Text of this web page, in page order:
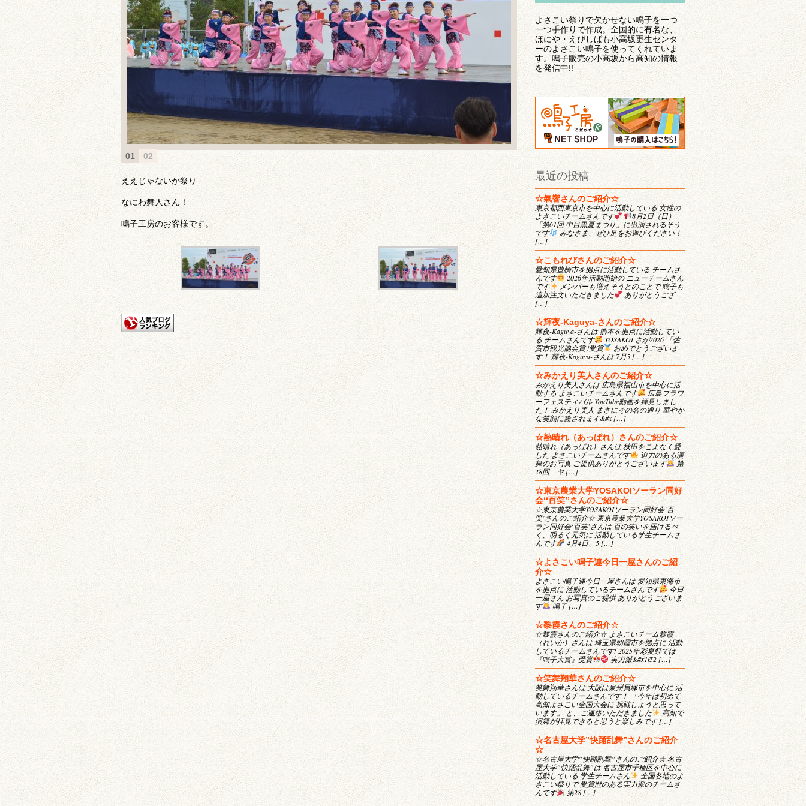
01 02
ええじゃないか祭り
なにわ舞人さん！
鳴子工房のお客様です。
よさこい祭りで欠かせない鳴子を一つ
一つ手作りで作成。全国的に有名な、
ほにや・えびしばも小高坂更生センタ
ーのよさこい鳴子を使ってくれていま
す。鳴子販売の小高坂から高知の情報
を発信中!!
最近の投稿
☆氣響さんのご紹介☆
東京都西東京市を中心に活動している 女性の
よさこいチームさんです
8月2日（日）
「第61回 中目黒夏まつり」に出演されるそう
です
みなさま、ぜひ足をお運びください！
[…]
☆こもれびさんのご紹介☆
愛知県豊橋市を拠点に活動している チームさ
んです
2026年活動開始の ニューチームさん
です
メンバーも増えそうとのことで 鳴子も
追加注文いただきました
ありがとうござ
[…]
☆輝夜-Kaguya-さんのご紹介☆
輝夜-Kaguya-さんは 熊本を拠点に活動してい
る チームさんです
YOSAKOI さが2026 「佐
賀市観光協会賞｣受賞
おめでとうございま
す！ 輝夜-Kaguya-さんは 7月5 […]
☆みかえり美人さんのご紹介☆
みかえり美人さんは 広島県福山市を中心に活
動する よさこいチームさんです
広島フラワ
ーフェスティバル YouTube動画を拝見しまし
た！ みかえり美人 まさにその名の通り 華やか
な笑顔に癒されます&#x […]
☆熱晴れ（あっぱれ）さんのご紹介☆
熱晴れ（あっぱれ）さんは 秋田をこよなく愛
した よさこいチームさんです
迫力のある演
舞のお写真 ご提供ありがとうございます
第
28回 ヤ […]
☆東京農業大学YOSAKOIソーラン同好
会‘‘百笑’’さんのご紹介☆
☆東京農業大学YOSAKOIソーラン同好会‘百
笑’さんのご紹介☆ 東京農業大学YOSAKOIソー
ラン同好会‘百笑’さんは 百の笑いを届けるべ
く、明るく元気に 活動している学生チームさ
んです
4月4日、5 […]
☆よさこい鳴子連今日一屋さんのご紹
介☆
よさこい鳴子連今日一屋さんは 愛知県東海市
を拠点に 活動しているチームさんです
今日
一屋さん お写真のご提供 ありがとうございま
す
鳴子 […]
☆黎霞さんのご紹介☆
☆黎霞さんのご紹介☆ よさこいチーム黎霞
（れいか）さんは 埼玉県朝霞市を拠点に 活動
しているチームさんです! 2025年彩夏祭では
『鳴子大賞』受賞
実力派&#x1f52 […]
☆笑舞翔華さんのご紹介☆
笑舞翔華さんは 大阪は泉州貝塚市を中心に 活
動しているチームさんです！ 「今年は初めて
高知よさこい全国大会に 挑戦しようと思って
います」 と、ご連絡いただきました
高知で
演舞が拝見できると思うと楽しみです […]
☆名古屋大学”快踊乱舞”さんのご紹介
☆
☆名古屋大学”快踊乱舞”さんのご紹介☆ 名古
屋大学”快踊乱舞”は 名古屋市千種区を中心に
活動している 学生チームさん
全国各地のよ
さこい祭りで 受賞歴のある実力派のチームさ
んです
第28 […]